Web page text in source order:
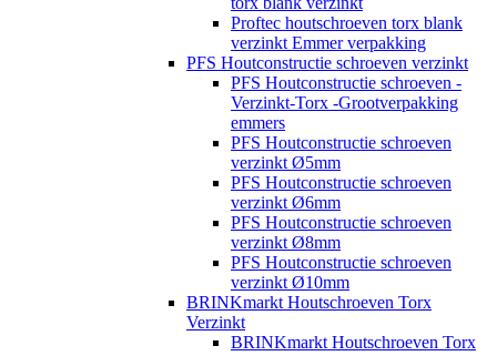
Proftec houtschroeven torx blank
verzinkt Emmer verpakking
PFS Houtconstructie schroeven verzinkt
PFS Houtconstructie schroeven -
Verzinkt-Torx -Grootverpakking
emmers
PFS Houtconstructie schroeven
verzinkt Ø5mm
PFS Houtconstructie schroeven
verzinkt Ø6mm
PFS Houtconstructie schroeven
verzinkt Ø8mm
PFS Houtconstructie schroeven
verzinkt Ø10mm
BRINKmarkt Houtschroeven Torx
Verzinkt
BRINKmarkt Houtschroeven Torx